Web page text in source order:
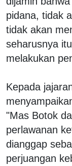
pidana, tidak
tidak akan
seharusnya
melakukan
Kepada
"Mas Botok
perlawanan
dianggap
perjuangan